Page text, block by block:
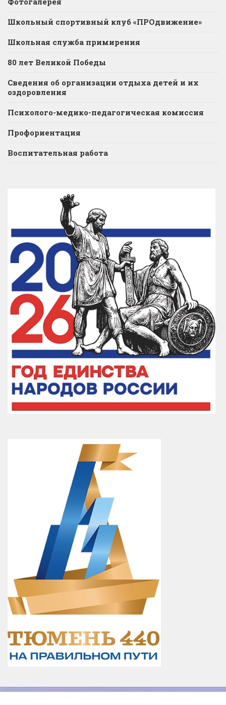
Школьный спортивный клуб «ПРОдвижение»
Школьная служба примирения
80 лет Великой Победы
Сведения об организации отдыха детей и их
оздоровления
Психолого-медико-педагогическая комиссия
Профориентация
Воспитательная работа